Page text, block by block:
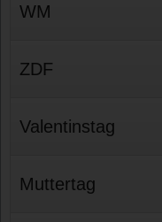
WM
ZDF
Valentinstag
Muttertag